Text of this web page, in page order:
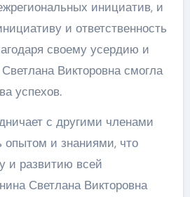
инициатив, и
и ответственность
своему усердию и
Викторовна смогла
успехов.
с другими членами
и знаниями, что
и развитию всей
Светлана Викторовна